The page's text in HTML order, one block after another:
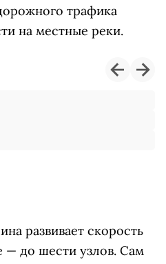
трафика
на местные реки.
развивает скорость
— до шести узлов. Сам